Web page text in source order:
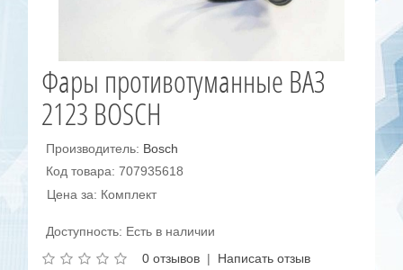
Фары противотуманные ВАЗ
2123 BOSCH
Производитель: Bosch
Код товара: 707935618
Цена за: Комплект
Доступность: Есть в наличии
0 отзывов | Написать отзыв